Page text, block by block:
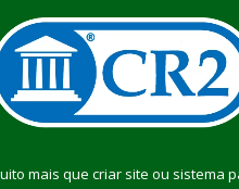
mais que criar site ou sistema